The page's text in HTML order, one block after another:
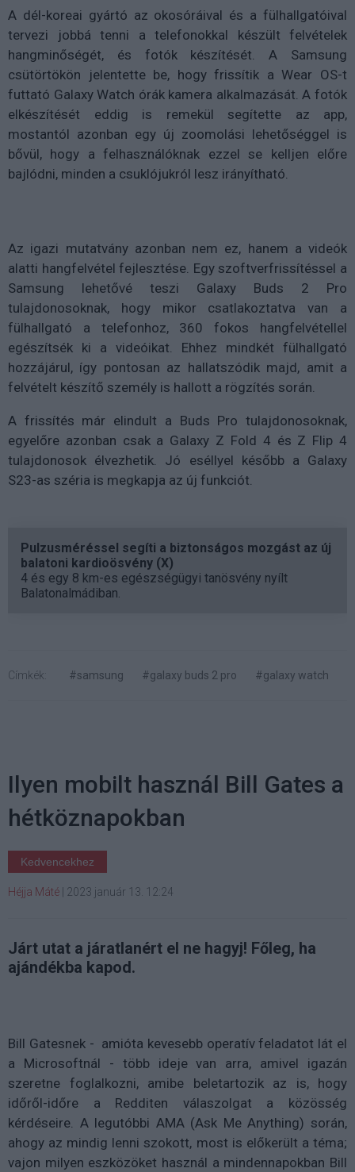
A dél-koreai gyártó az okosóráival és a fülhallgatóival
tervezi jobbá tenni a telefonokkal készült felvételek
hangminőségét, és fotók készítését. A Samsung
csütörtökön jelentette be, hogy frissítik a Wear OS-t
futtató Galaxy Watch órák kamera alkalmazását. A fotók
elkészítését eddig is remekül segítette az app,
mostantól azonban egy új zoomolási lehetőséggel is
bővül, hogy a felhasználóknak ezzel se kelljen előre
bajlódni, minden a csuklójukról lesz irányítható.
Az igazi mutatvány azonban nem ez, hanem a videók
alatti hangfelvétel fejlesztése. Egy szoftverfrissítéssel a
Samsung lehetővé teszi Galaxy Buds 2 Pro
tulajdonosoknak, hogy mikor csatlakoztatva van a
fülhallgató a telefonhoz, 360 fokos hangfelvétellel
egészítsék ki a videóikat. Ehhez mindkét fülhallgató
hozzájárul, így pontosan az hallatszódik majd, amit a
felvételt készítő személy is hallott a rögzítés során.
A frissítés már elindult a Buds Pro tulajdonosoknak,
egyelőre azonban csak a Galaxy Z Fold 4 és Z Flip 4
tulajdonosok élvezhetik. Jó eséllyel később a Galaxy
S23-as széria is megkapja az új funkciót.
Pulzusméréssel segíti a biztonságos mozgást az új
balatoni kardioösvény (X)
4 és egy 8 km-es egészségügyi tanösvény nyílt
Balatonalmádiban.
Címkék: #samsung #galaxy buds 2 pro #galaxy watch
Ilyen mobilt használ Bill Gates a
hétköznapokban
Kedvencekhez
Héjja Máté 2023 január 13. 12:24
Járt utat a járatlanért el ne hagyj! Főleg, ha
ajándékba kapod.
Bill Gatesnek - amióta kevesebb operatív feladatot lát el
a Microsoftnál - több ideje van arra, amivel igazán
szeretne foglalkozni, amibe beletartozik az is, hogy
időről-időre a Redditen válaszolgat a közösség
kérdéseire. A legutóbbi AMA (Ask Me Anything) során,
ahogy az mindig lenni szokott, most is előkerült a téma;
vajon milyen eszközöket használ a mindennapokban Bill